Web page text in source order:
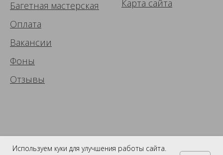
Используем куки для улучшения работы сайта.
Багетная мастерская
Оплата
Вакансии
Фоны
Отзывы
Карта сайта